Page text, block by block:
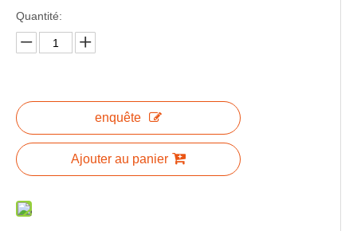
Quantité:
enquête
Ajouter au panier